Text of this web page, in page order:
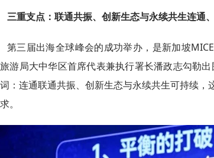
三重支点：联通共振、创新生态与永续共生连通
第三届出海全球峰会的成功举办，是新加坡
游局大中华区首席代表兼执行署长潘政志勾勒
：连通联通共振、创新生态与永续共生可持续
。